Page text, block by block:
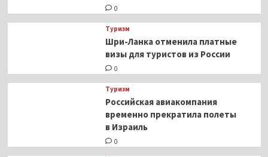
0
Туризм
Шри-Ланка отменила платные
визы для туристов из России
0
Туризм
Российская авиакомпания
временно прекратила полеты
в Израиль
0